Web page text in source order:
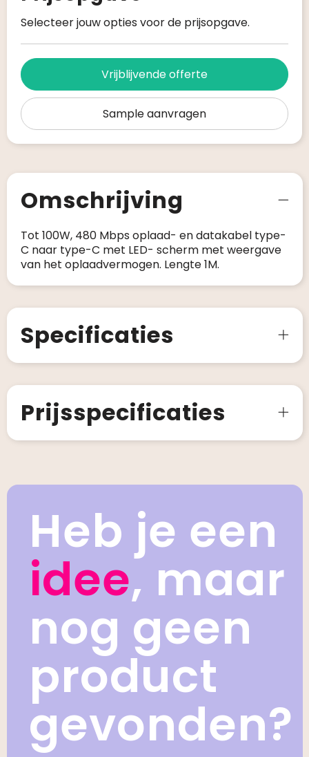
Selecteer jouw opties voor de prijsopgave.
Vrijblijvende offerte
Sample aanvragen
Omschrijving
Tot 100W, 480 Mbps oplaad- en datakabel type-
C naar type-C met LED- scherm met weergave
van het oplaadvermogen. Lengte 1M.
Specificaties
Prijsspecificaties
Heb je een
idee, maar
nog geen
product
gevonden?